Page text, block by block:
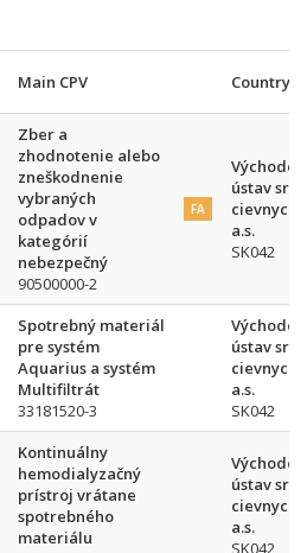
Main CPV Country/
Zber a
zhodnotenie alebo
zneškodnenie
vybraných
odpadov v
kategórií
nebezpečný
90500000-2
FA
ústav
cievnych
a.s.
SK042
Spotrebný materiál
pre systém
Aquarius a systém
Multifiltrát
33181520-3
ústav
cievnych
a.s.
SK042
Kontinuálny
hemodialyzačný
prístroj vrátane
spotrebného
materiálu
ústav
cievnych
a.s.
SK042